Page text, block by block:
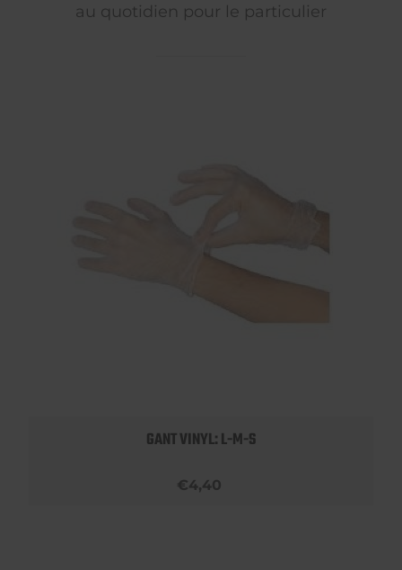
au quotidien pour le particulier
GANT VINYL: L-M-S
€4,40